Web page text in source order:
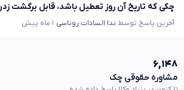
چکی که تاریخ آن روز تعطیل باشد، قابل برگشت
آخرین پاسخ توسط ندا السادات روناسی ۱ ماه پیش
۶,۱۴۸
مشاوره حقوقی چک